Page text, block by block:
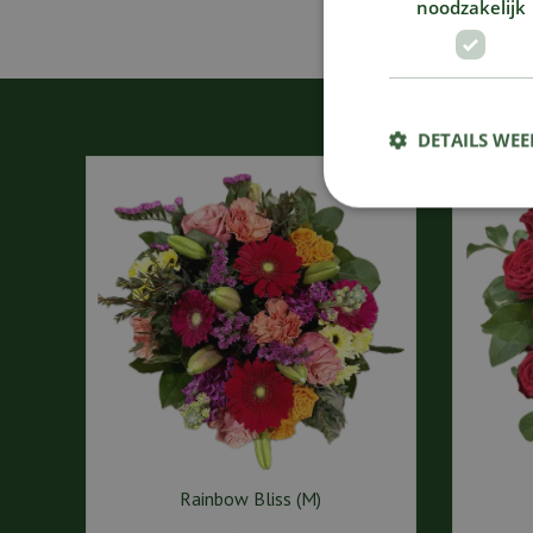
Rainbow Bliss (M)
noodzakelijk
DETAILS